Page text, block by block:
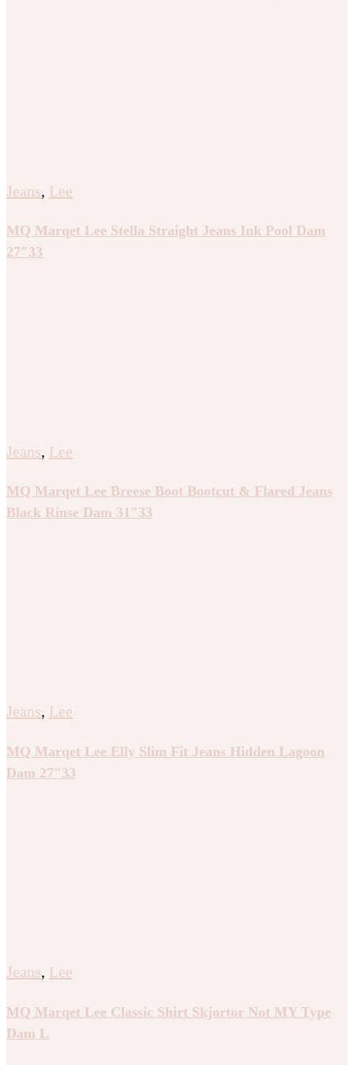
Jeans, Lee
MQ Marqet Lee Stella Straight Jeans Ink Pool Dam
27″33
Jeans, Lee
MQ Marqet Lee Breese Boot Bootcut & Flared Jeans
Black Rinse Dam 31″33
Jeans, Lee
MQ Marqet Lee Elly Slim Fit Jeans Hidden Lagoon
Dam 27″33
Jeans, Lee
MQ Marqet Lee Classic Shirt Skjortor Not MY Type
Dam L